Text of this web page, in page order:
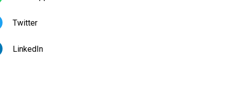
Twitter
LinkedIn